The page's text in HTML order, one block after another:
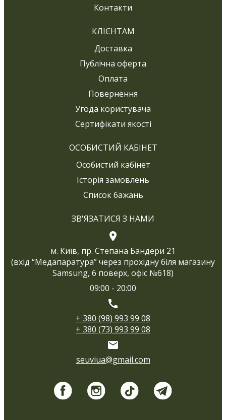
Контакти
КЛІЄНТАМ
Доставка
Публічна оферта
Оплата
Повернення
Угода користувача
Сертифікати якості
ОСОБИСТИЙ КАБІНЕТ
Особистий кабінет
Історія замовлень
Список бажань
ЗВ'ЯЗАТИСЯ З НАМИ
м. Київ, пр. Степана Бандери 21
(вхід “Медапаратура” через прохідну біля магазину
Samsung, 6 поверх, офіс №618)
09:00 - 20:00
+ 380 (98) 993 99 08
+ 380 (73) 993 99 08
seuviua@gmail.com